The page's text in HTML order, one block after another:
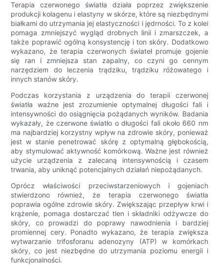
Terapia czerwonego światła działa poprzez zwiększenie
produkcji kolagenu i elastyny ​​w skórze, które są niezbędnymi
białkami do utrzymania jej elastyczności i jędrności. To z kolei
pomaga zmniejszyć wygląd drobnych linii i zmarszczek, a
także poprawić ogólną konsystencję i ton skóry. Dodatkowo
wykazano, że terapia czerwonych świateł promuje gojenie
się ran i zmniejsza stan zapalny, co czyni go cennym
narzędziem do leczenia trądziku, trądziku różowatego i
innych stanów skóry.
Podczas korzystania z urządzenia do terapii czerwonej
światła ważne jest zrozumienie optymalnej długości fali i
intensywności do osiągnięcia pożądanych wyników. Badania
wykazały, że czerwone światło o długości fali około 660 nm
ma najbardziej korzystny wpływ na zdrowie skóry, ponieważ
jest w stanie penetrować skórę z optymalną głębokością,
aby stymulować aktywność komórkową. Ważne jest również
użycie urządzenia z zalecaną intensywnością i czasem
trwania, aby uniknąć potencjalnych działań niepożądanych.
Oprócz właściwości przeciwstarzeniowych i gojeniach
stwierdzono również, że terapia czerwonego światła
poprawia ogólne zdrowie skóry. Zwiększając przepływ krwi i
krążenie, pomaga dostarczać tlen i składniki odżywcze do
skóry, co prowadzi do poprawy nawodnienia i bardziej
promiennej cery. Ponadto wykazano, że terapia zwiększa
wytwarzanie trifosforanu adenozyny (ATP) w komórkach
skóry, co jest niezbędne do utrzymania poziomu energii i
funkcjonalności.